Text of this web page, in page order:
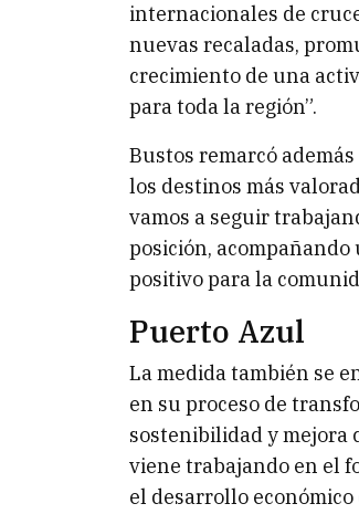
internacionales de
nuevas recaladas,
crecimiento de una
para toda la región”.
Bustos remarcó
los destinos más
vamos a seguir
posición,
positivo para la
Puerto Azul
La medida también se
en su proceso de
sostenibilidad y mejora
viene trabajando en el
el desarrollo